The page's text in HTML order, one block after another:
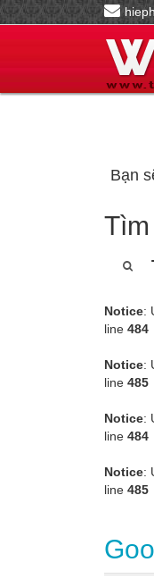
Bạn
Notice:
line 484
Notice:
line 485
Notice:
line 484
Notice:
line 485